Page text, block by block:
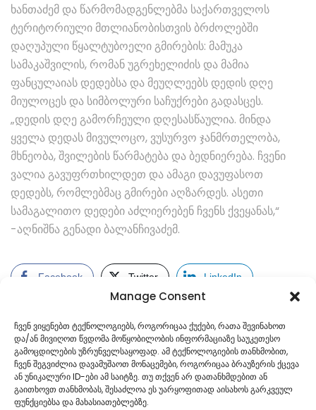
Manage Consent
ჩვენ ვიყენებთ ტექნოლოგიებს, როგორიცაა ქუქები, რათა შევინახოთ
და/ან მივიღოთ წვდომა მოწყობილობის ინფორმაციაზე საუკეთესო
გამოცდილების უზრუნველსაყოფად. ამ ტექნოლოგიების თანხმობით,
ჩვენ შეგვიძლია დავამუშაოთ მონაცემები, როგორიცაა ბრაუზერის ქცევა
ან უნიკალური ID-ები ამ საიტზე. თუ თქვენ არ დათანხმდებით ან
გაითხოვთ თანხმობას, შესაძლოა ეს უარყოფითად აისახოს გარკვეულ
ფუნქციებსა და მახასიათებლებზე.
ხანთაძემ და წარმომადგენლებმა საქართველოს
ტერიტორიული მთლიანობისთვის ბრძოლებში
დაღუპული წყალტუბოელი გმირების: მამუკა
სამაკაშვილის, რომან უგრეხელიძის და მამია
ფანცულაიას დედებსა და მეუღლეებს დედის დღე
მიულოცეს და სიმბოლური საჩუქრები გადასცეს.
„დედის დღე გამორჩეული დღესასწაულია. მინდა
ყველა დედას მივულოცო, ვუსურვო ჯანმრთელობა,
მხნეობა, შვილების წარმატება და ბედნიერება. ჩვენი
ვალია გავუფრთხილდეთ და ამაგი დავუფასოთ
დედებს, რომლებმაც გმირები აღზარდეს. ასეთი
სამაგალითო დედები აძლიერებენ ჩვენს ქვეყანას,“
-აღნიშნა გენადი ბალანჩივაძემ.
Facebook Twitter LinkedIn